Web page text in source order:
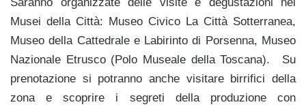
Musei della Città: Museo Civico La Città Sotterranea,
Museo della Cattedrale e Labirinto di Porsenna, Museo
Nazionale Etrusco (Polo Museale della Toscana). Su
prenotazione si potranno anche visitare birrifici della
zona e scoprire i segreti della produzione con